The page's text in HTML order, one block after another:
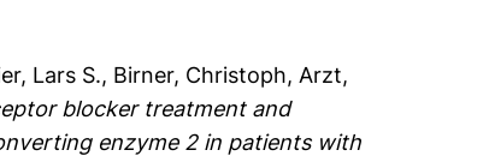
Lars S., Birner, Christoph, Arzt,
blocker treatment and
enzyme 2 in patients with